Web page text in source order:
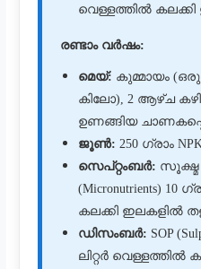
വെള്ളത്തിൽ
രണ്ടാം വർഷം:
മെയ്: കുമ്മായം (ഒരു
കിലോ), 2 ആഴ്ച
ഉണങ്ങിയ
ജൂൺ: 250 ഗ്രാം NPK.
സെപ്റ്റംബർ:
(Micronutrients) 10
കലക്കി ഇലകളിൽ
ഡിസംബർ: SOP
ലിറ്റർ വെള്ളത്തിൽ